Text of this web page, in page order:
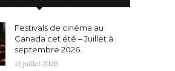
Festivals de cinéma au
Canada cet été – Juillet à
septembre 2026
12 juillet 2026